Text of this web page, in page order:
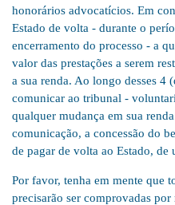
honorários advocatícios. Em
Estado de volta - durante o
encerramento do processo - a
valor das prestações a serem
a sua renda. Ao longo desses 4
comunicar ao tribunal -
qualquer mudança em sua
comunicação, a concessão do
de pagar de volta ao Estado,
Por favor, tenha em mente que
precisarão ser comprovadas